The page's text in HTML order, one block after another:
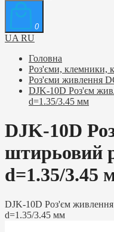
0
UA RU
Головна
Роз'єми, клемники,
Роз'єми живлення
DJK-10D Роз'єм
d=1.35/3.45 мм
DJK-10D
штирьовий
d=1.35/3.45
DJK-10D Роз'єм живлення
d=1.35/3.45 мм